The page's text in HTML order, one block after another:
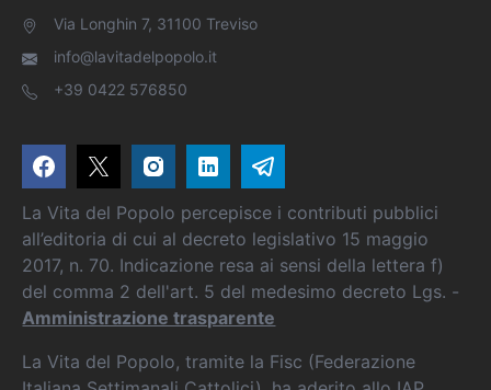
Via Longhin 7, 31100 Treviso
info@lavitadelpopolo.it
+39 0422 576850
La Vita del Popolo percepisce i contributi pubblici
all’editoria di cui al decreto legislativo 15 maggio
2017, n. 70. Indicazione resa ai sensi della lettera f)
del comma 2 dell'art. 5 del medesimo decreto Lgs. -
Amministrazione trasparente
La Vita del Popolo, tramite la Fisc (Federazione